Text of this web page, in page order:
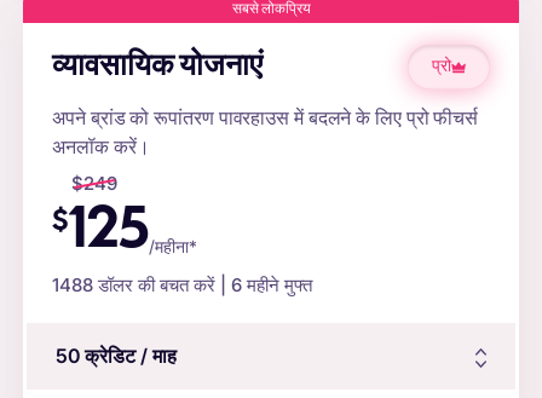
सबसे लोकप्रिय
व्यावसायिक योजनाएं प्रो
अपने ब्रांड को रूपांतरण पावरहाउस में बदलने के लिए प्रो फीचर्स
अनलॉक करें।
$249
$125/महीना*
1488डॉलर की बचत करें | 6 महीने मुफ्त
50क्रेडिट/ माह